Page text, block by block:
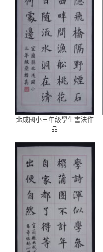
北成國小三年級學生書法作
品